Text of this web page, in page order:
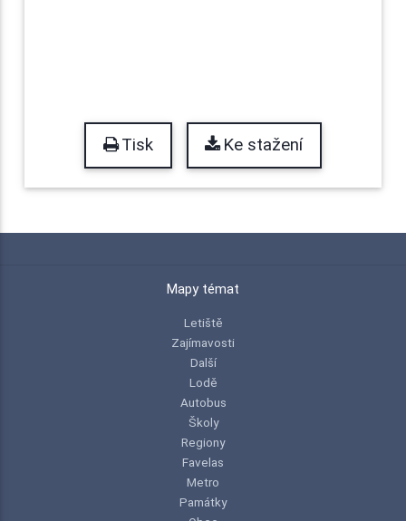
Tisk Ke stažení
Mapy témat
Letiště
Zajímavosti
Další
Lodě
Autobus
Školy
Regiony
Favelas
Metro
Památky